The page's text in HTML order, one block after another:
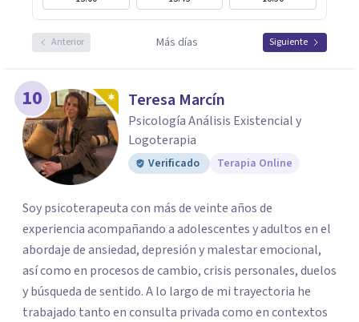
Anterior Más días Siguiente
10 Teresa Marcín
Psicología Análisis Existencial y
Logoterapia
Verificado Terapia Online
Soy psicoterapeuta con más de veinte años de
experiencia acompañando a adolescentes y adultos en el
abordaje de ansiedad, depresión y malestar emocional,
así como en procesos de cambio, crisis personales, duelos
y búsqueda de sentido. A lo largo de mi trayectoria he
trabajado tanto en consulta privada como en contextos